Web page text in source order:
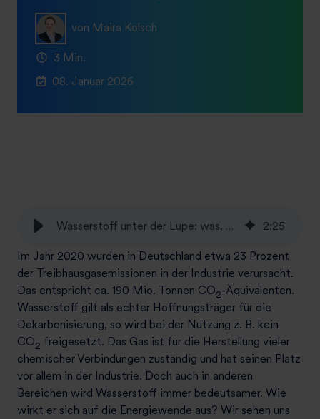
von Maira Kolsch
3 Min.
08. Januar 2026
Wasserstoff unter der Lupe: was, wie, warum 2:25
Im Jahr 2020 wurden in Deutschland etwa 23 Prozent
der Treibhausgasemissionen in der Industrie verursacht.
Das entspricht ca. 190 Mio. Tonnen CO2-Äquivalenten.
Wasserstoff gilt als echter Hoffnungsträger für die
Dekarbonisierung, so wird bei der Nutzung z. B. kein
CO2 freigesetzt. Das Gas ist für die Herstellung vieler
chemischer Verbindungen zuständig und hat seinen Platz
vor allem in der Industrie. Doch auch in anderen
Bereichen wird Wasserstoff immer bedeutsamer. Wie
wirkt er sich auf die Energiewende aus? Wir sehen uns